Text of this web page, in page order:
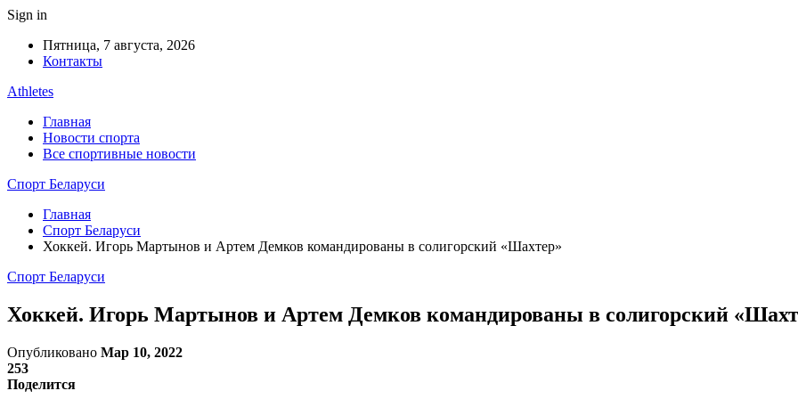
Sign in
Пятница, 7 августа, 2026
Контакты
Athletes
Главная
Новости спорта
Все спортивные новости
Спорт Беларуси
Главная
Спорт Беларуси
Хоккей. Игорь Мартынов и Артем Демков командированы в солигорский «Шахтер»
Спорт Беларуси
Хоккей. Игорь Мартынов и Артем Демков командированы в солигорский
Опубликовано Мар 10, 2022
253
Поделится